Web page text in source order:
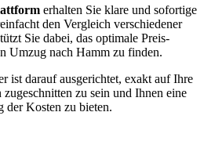
erhalten Sie klare und sofortige
den Vergleich verschiedener
Sie dabei, das optimale Preis-
Umzug nach Hamm zu finden.
ist darauf ausgerichtet, exakt auf Ihre
zu sein und Ihnen eine
der Kosten zu bieten.